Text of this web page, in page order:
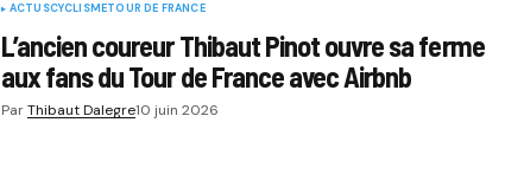
ACTUSCYCLISMETOUR DE FRANCE
L’ancien coureur Thibaut Pinot ouvre sa ferme
aux fans du Tour de France avec Airbnb
ParThibaut Dalegre10 juin 2026